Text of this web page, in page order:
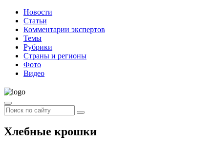
Новости
Статьи
Комментарии экспертов
Темы
Рубрики
Страны и регионы
Фото
Видео
Хлебные крошки